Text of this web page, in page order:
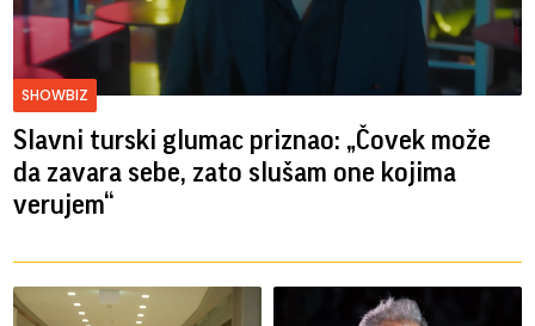
SHOWBIZ
Slavni turski glumac priznao: „Čovek može
da zavara sebe, zato slušam one kojima
verujem“